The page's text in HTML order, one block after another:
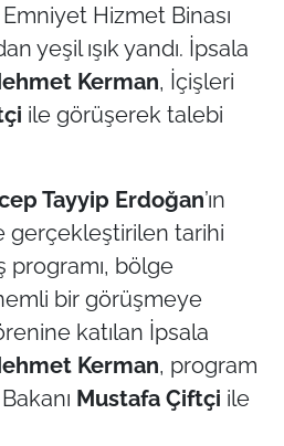
Hizmet Binası
yeşil ışık yandı. İpsala
Kerman, İçişleri
ile görüşerek talebi
Tayyip Erdoğan’ın
gerçekleştirilen tarihi
programı, bölge
bir görüşmeye
katılan İpsala
Kerman, program
Mustafa Çiftçi ile